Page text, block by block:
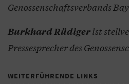
Genossenschaftsverbands
Burkhard Rüdigerist
Pressesprecher des
WEITERFÜHRENDE LINKS